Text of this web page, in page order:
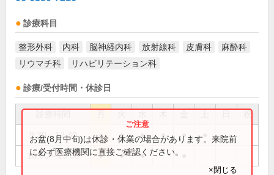
診療科目
整形外科 内科 脳神経内科 放射線科 皮膚科
麻酔科
リウマチ科
リハビリテーション科
診療/受付時間・休診日
祝
9:30～12:30 ● ● ● ● ●
16:00～19:00 ● ● ●
お盆(8月中旬)は休診・休業の場合があります。来院前
に必ず医療機関に直接ご確認ください。
×閉じる